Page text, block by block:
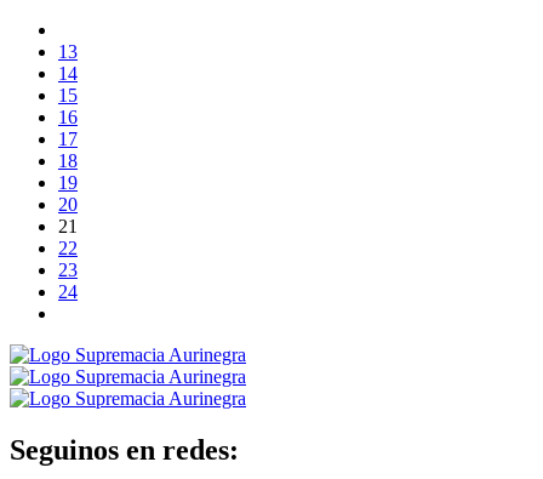
13
14
15
16
17
18
19
20
21
22
23
24
Seguinos en redes: